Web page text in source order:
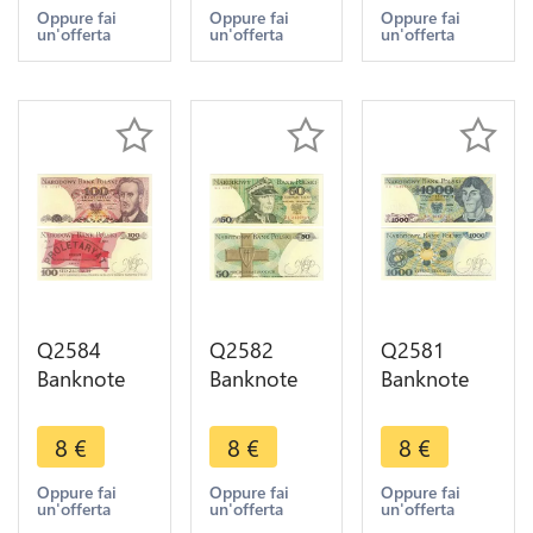
Chopin
1982 UNC -
Offer
Oppure fai
un'offerta
Kosciuszko
1982 UNC -
Offer
Oppure fai
un'offerta
1988 UNC -
- Make
Oppure fai
un'offerta
Q2584
Banknote
Zlotych
Ludwik
Waryński
1986 UNC -
8 €
Oppure fai
un'offerta
Q2582
Banknote
Zlotych
Karol
Świerczewski
1988 UNC -
8 €
Oppure fai
un'offerta
Q2581
Banknote
1000
Zlotych
Mikolaj
Kopernik
8 €
Oppure fai
un'offerta